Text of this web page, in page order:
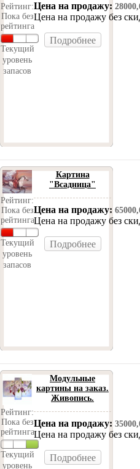
Рейтинг:
Пока без
рейтинга
Текущий
уровень
запасов
Цена на продажу:
Цена на продажу без
Подробнее
Рейтинг:
Пока без
рейтинга
Текущий
уровень
запасов
Картина
"Всадница"
Цена на продажу:
Цена на продажу без
Подробнее
Рейтинг:
Пока без
рейтинга
Текущий
уровень
Модульные
картины на заказ.
Живопись.
Цена на продажу:
Цена на продажу без
Подробнее